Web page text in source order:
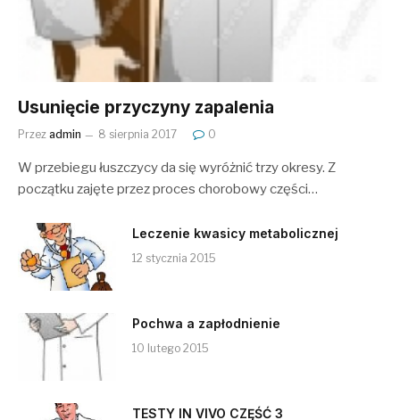
Usunięcie przyczyny zapalenia
Przez admin 8 sierpnia 2017 0
W przebiegu łuszczycy da się wyróżnić trzy okresy. Z
początku zajęte przez proces chorobowy części…
Leczenie kwasicy metabolicznej
12 stycznia 2015
Pochwa a zapłodnienie
10 lutego 2015
TESTY IN VIVO CZĘŚĆ 3